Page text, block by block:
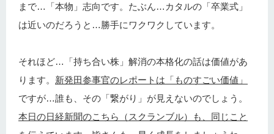
まで…「本物」志向です。たぶん…カタルの「卒業式」
は近いのだろうと…勝手にワクワクしています。
それほど…「持ち合い株」解消の本格化の話は価値があ
ります。 新発田参事官のレポートは「ものすごい価値」
ですが…誰も、その「繋がり」が見えないのでしょう。
本日の日経新聞のこちら（スクランブル）も、同じこと